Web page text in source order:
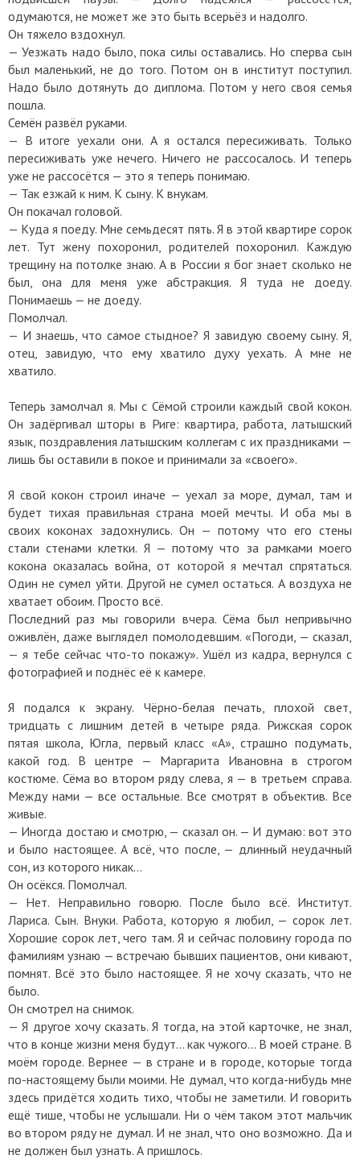
одумаются, не может же это быть всерьёз и надолго.
Он тяжело вздохнул.
— Уезжать надо было, пока силы оставались. Но сперва сын
был маленький, не до того. Потом он в институт поступил.
Надо было дотянуть до диплома. Потом у него своя семья
пошла.
Семён развёл руками.
— В итоге уехали они. А я остался пересиживать. Только
пересиживать уже нечего. Ничего не рассосалось. И теперь
уже не рассосётся — это я теперь понимаю.
— Так езжай к ним. К сыну. К внукам.
Он покачал головой.
— Куда я поеду. Мне семьдесят пять. Я в этой квартире сорок
лет. Тут жену похоронил, родителей похоронил. Каждую
трещину на потолке знаю. А в России я бог знает сколько не
был, она для меня уже абстракция. Я туда не доеду.
Понимаешь — не доеду.
Помолчал.
— И знаешь, что самое стыдное? Я завидую своему сыну. Я,
отец, завидую, что ему хватило духу уехать. А мне не
хватило.
Теперь замолчал я. Мы с Сёмой строили каждый свой кокон.
Он задёргивал шторы в Риге: квартира, работа, латышский
язык, поздравления латышским коллегам с их праздниками —
лишь бы оставили в покое и принимали за «своего».
Я свой кокон строил иначе — уехал за море, думал, там и
будет тихая правильная страна моей мечты. И оба мы в
своих коконах задохнулись. Он — потому что его стены
стали стенами клетки. Я — потому что за рамками моего
кокона оказалась война, от которой я мечтал спрятаться.
Один не сумел уйти. Другой не сумел остаться. А воздуха не
хватает обоим. Просто всё.
Последний раз мы говорили вчера. Сёма был непривычно
оживлён, даже выглядел помолодевшим. «Погоди, — сказал,
— я тебе сейчас что-то покажу». Ушёл из кадра, вернулся с
фотографией и поднёс её к камере.
Я подался к экрану. Чёрно-белая печать, плохой свет,
тридцать с лишним детей в четыре ряда. Рижская сорок
пятая школа, Югла, первый класс «А», страшно подумать,
какой год. В центре — Маргарита Ивановна в строгом
костюме. Сёма во втором ряду слева, я — в третьем справа.
Между нами — все остальные. Все смотрят в объектив. Все
живые.
— Иногда достаю и смотрю, — сказал он. — И думаю: вот это
и было настоящее. А всё, что после, — длинный неудачный
сон, из которого никак…
Он осёкся. Помолчал.
— Нет. Неправильно говорю. После было всё. Институт.
Лариса. Сын. Внуки. Работа, которую я любил, — сорок лет.
Хорошие сорок лет, чего там. Я и сейчас половину города по
фамилиям узнаю — встречаю бывших пациентов, они кивают,
помнят. Всё это было настоящее. Я не хочу сказать, что не
было.
Он смотрел на снимок.
— Я другое хочу сказать. Я тогда, на этой карточке, не знал,
что в конце жизни меня будут… как чужого… В моей стране. В
моём городе. Вернее — в стране и в городе, которые тогда
по-настоящему были моими. Не думал, что когда-нибудь мне
здесь придётся ходить тихо, чтобы не заметили. И говорить
ещё тише, чтобы не услышали. Ни о чём таком этот мальчик
во втором ряду не думал. И не знал, что оно возможно. Да и
не должен был узнать. А пришлось.